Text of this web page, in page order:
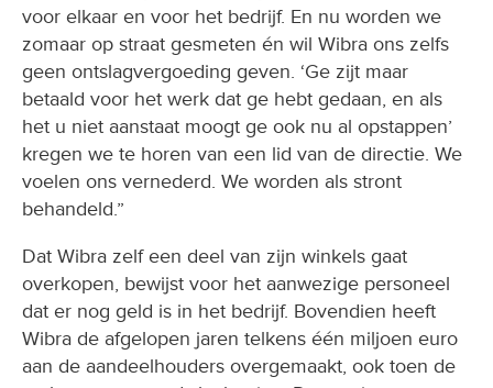
voor elkaar en voor het bedrijf. En nu worden we
zomaar op straat gesmeten én wil Wibra ons zelfs
geen ontslagvergoeding geven. ‘Ge zijt maar
betaald voor het werk dat ge hebt gedaan, en als
het u niet aanstaat moogt ge ook nu al opstappen’
kregen we te horen van een lid van de directie. We
voelen ons vernederd. We worden als stront
behandeld.”
Dat Wibra zelf een deel van zijn winkels gaat
overkopen, bewijst voor het aanwezige personeel
dat er nog geld is in het bedrijf. Bovendien heeft
Wibra de afgelopen jaren telkens één miljoen euro
aan de aandeelhouders overgemaakt, ook toen de